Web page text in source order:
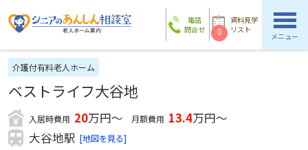
電話
問合せ
資料見学
リスト
0 メニュー
介護付有料老人ホーム
ベストライフ大谷地
入居時費用 20万円～ 月額費用 13.4万円～
大谷地駅 [地図を見る]